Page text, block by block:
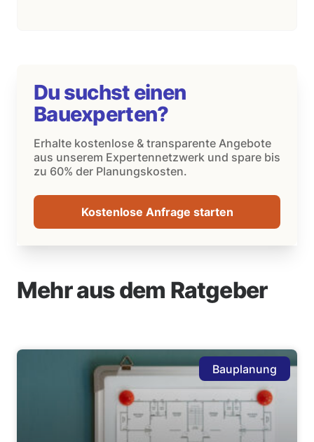
Du suchst einen
Bauexperten?
Erhalte kostenlose & transparente Angebote
aus unserem Expertennetzwerk und spare bis
zu 60% der Planungskosten.
Kostenlose Anfrage starten
Mehr aus dem Ratgeber
Bauplanung